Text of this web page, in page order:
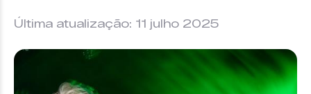
Última atualização: 11 julho 2025